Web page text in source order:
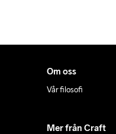
Om oss
Vår filosofi
Mer från Craft